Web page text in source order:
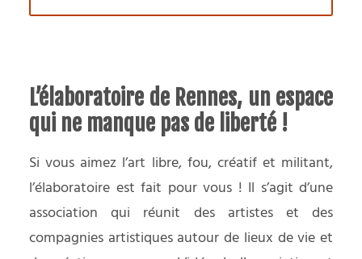
L’élaboratoire de Rennes, un espace
qui ne manque pas de liberté !
Si vous aimez l’art libre, fou, créatif et militant,
l’élaboratoire est fait pour vous ! Il s’agit d’une
association qui réunit des artistes et des
compagnies artistiques autour de lieux de vie et